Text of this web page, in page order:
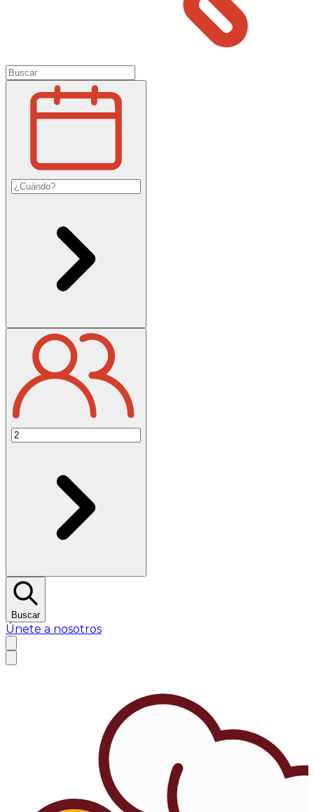
Buscar
Únete a nosotros